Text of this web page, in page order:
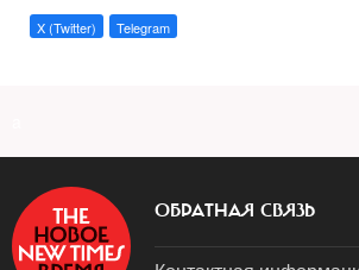
X (Twitter) Telegram
ОБРАТНАЯ СВЯЗЬ